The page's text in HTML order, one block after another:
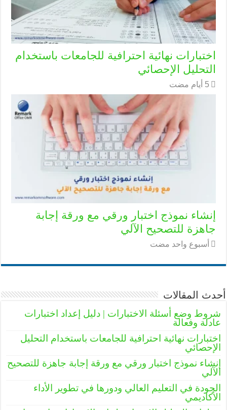
اختبارات نهائية احترافية للجامعات باستخدام
التحليل الإحصائي
إنشاء نموذج اختبار ورقي مع ورقة إجابة
جاهزة للتصحيح الآلي
‏أسبوع واحد مضت
أحدث المقالات
شروط وضع أسئلة الاختبارات | دليل إعداد اختبارات
عادلة وفعالة
اختبارات نهائية احترافية للجامعات باستخدام التحليل
الإحصائي
إنشاء نموذج اختبار ورقي مع ورقة إجابة جاهزة للتصحيح
الآلي
الجودة في التعليم العالي ودورها في تطوير الأداء
الأكاديمي